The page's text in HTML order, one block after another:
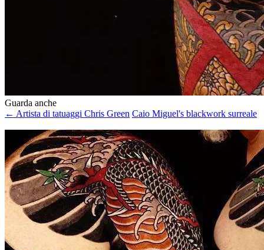
Guarda anche
← Artista di tatuaggi Chris Green Caio Miguel's blackwork surreale